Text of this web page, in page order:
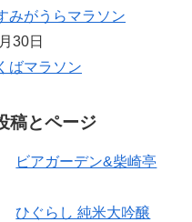
みがうらマラソン
30日
ばマラソン
稿とページ
ビアガーデン&柴崎亭
ひぐらし 純米大吟醸